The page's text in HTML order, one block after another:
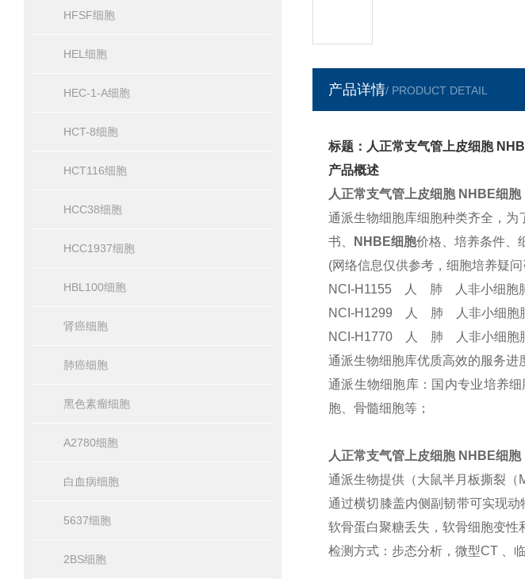
HFSF细胞
HEL细胞
HEC-1-A细胞
HCT-8细胞
HCT116细胞
HCC38细胞
HCC1937细胞
HBL100细胞
肾癌细胞
肺癌细胞
黑色素瘤细胞
A2780细胞
白血病细胞
5637细胞
2BS细胞
产品详情/ PRODUCT DETAIL
标题：人正常支气管上皮细胞
产品概述
人正常支气管上皮细胞 NHBE细胞
通派生物细胞库细胞种类齐全，
书、
NHBE细胞价格、培养条件、
(网络信息仅供参考，细胞培养疑
NCI-H1155 人 肺 人非小细胞
NCI-H1299 人 肺 人非小细胞
NCI-H1770 人 肺 人非小细胞
通派生物细胞库优质高效的服务进
通派生物细胞库：国内专业培养
胞、骨髓细胞等；
人正常支气管上皮细胞 NHBE细胞
通派生物提供（大鼠半月板撕裂（
通过横切膝盖内侧副韧带可实现
软骨蛋白聚糖丢失，软骨细胞变性
检测方式：步态分析，微型CT 、